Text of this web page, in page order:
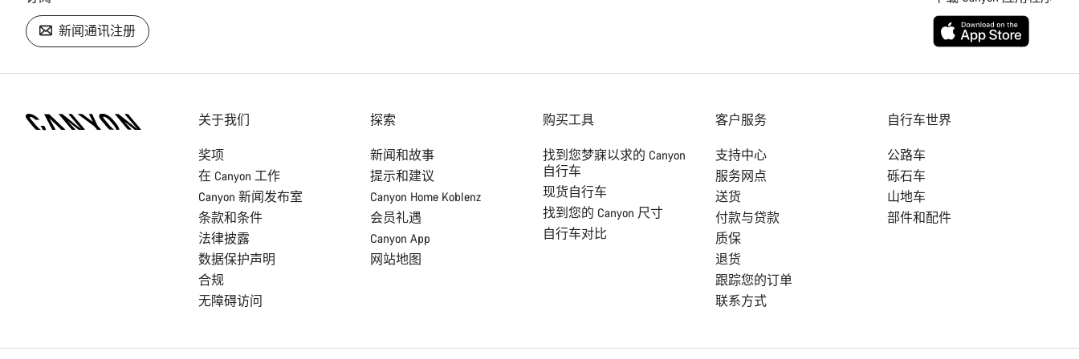
新闻通讯注册
关于我们
奖项
在 Canyon 工作
Canyon 新闻发布室
条款和条件
法律披露
数据保护声明
合规
无障碍访问
探索
新闻和故事
提示和建议
Canyon Home Koblenz
会员礼遇
Canyon App
网站地图
购买工具
找到您梦寐以求的 Canyon
自行车
现货自行车
找到您的 Canyon 尺寸
自行车对比
客户服务
支持中心
服务网点
送货
付款与贷款
质保
退货
跟踪您的订单
联系方式
自行车世界
公路车
砾石车
山地车
部件和配件